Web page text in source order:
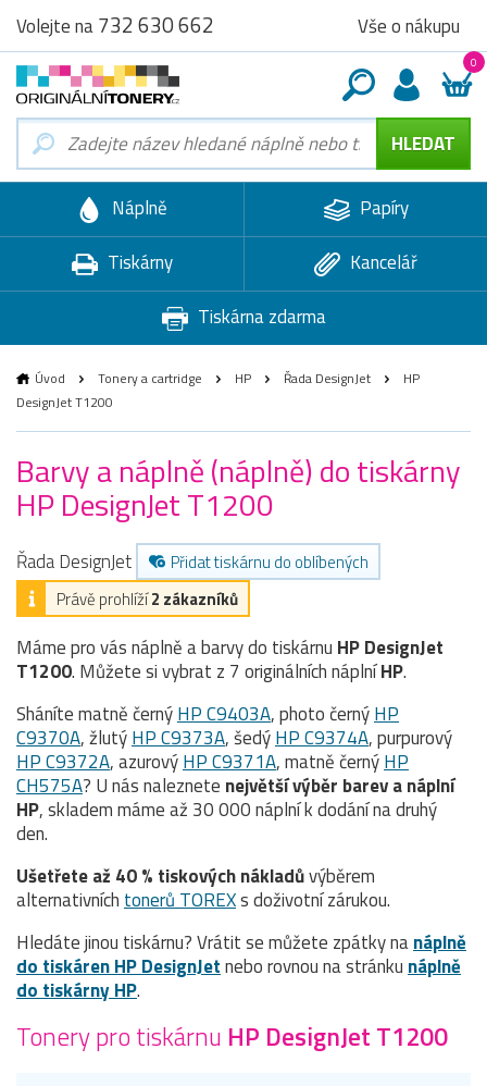
Volejte na732 630 662 Vše o nákupu
0
Náplně
Papíry
Tiskárny
Kancelář
Tiskárna zdarma
Úvod Tonery a cartridge HP Řada DesignJet
HP
DesignJet T1200
Barvy a náplně (náplně) do tiskárny
HP DesignJet T1200
Řada DesignJet
Přidat tiskárnu do oblíbených
Právě prohlíží2 zákazníků
Máme pro vás náplně a barvy do tiskárnu HP DesignJet
T1200. Můžete si vybrat z 7 originálních náplníHP.
Sháníte matně černýHP C9403A, photo černýHP
C9370A, žlutýHP C9373A, šedýHP C9374A, purpurový
HP C9372A, azurovýHP C9371A, matně černýHP
CH575A? U nás naleznete největší výběr barev a náplní
HP, skladem máme až 30 000 náplní k dodání na druhý
den.
Ušetřete až 40 % tiskových nákladůvýběrem
alternativních tonerů TOREXs doživotní zárukou.
Hledáte jinou tiskárnu? Vrátit se můžete zpátky nanáplně
do tiskáren HP DesignJetnebo rovnou na stránku náplně
do tiskárny HP.
Tonery pro tiskárnu HP DesignJet T1200